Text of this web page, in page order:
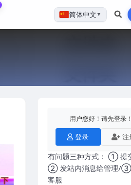
简体中文 ▼
用户您好！请先登录！
登录 注
有问题三种方式： ① 提
② 发站内消息给管理/③
客服